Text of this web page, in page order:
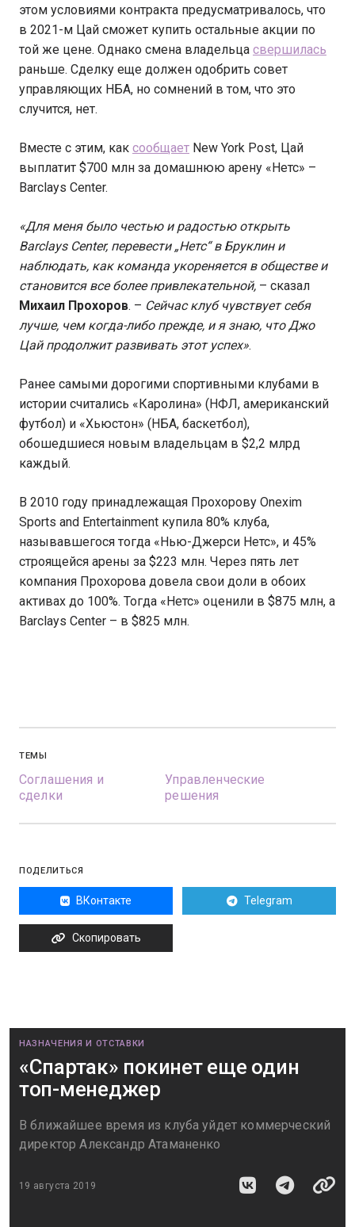
этом условиями контракта предусматривалось, что
в 2021-м Цай сможет купить остальные акции по
той же цене. Однако смена владельца свершилась
раньше. Сделку еще должен одобрить совет
управляющих НБА, но сомнений в том, что это
случится, нет.
Вместе с этим, как сообщает New York Post, Цай
выплатит $700 млн за домашнюю арену «Нетс» –
Barclays Center.
«Для меня было честью и радостью открыть
Barclays Center, перевести „Нетс“ в Бруклин и
наблюдать, как команда укореняется в обществе и
становится все более привлекательной, – сказал
Михаил Прохоров. – Сейчас клуб чувствует себя
лучше, чем когда-либо прежде, и я знаю, что Джо
Цай продолжит развивать этот успех».
Ранее самыми дорогими спортивными клубами в
истории считались «Каролина» (НФЛ, американский
футбол) и «Хьюстон» (НБА, баскетбол),
обошедшиеся новым владельцам в $2,2 млрд
каждый.
В 2010 году принадлежащая Прохорову Onexim
Sports and Entertainment купила 80% клуба,
называвшегося тогда «Нью-Джерси Нетс», и 45%
строящейся арены за $223 млн. Через пять лет
компания Прохорова довела свои доли в обоих
активах до 100%. Тогда «Нетс» оценили в $875 млн, а
Barclays Center – в $825 млн.
ТЕМЫ
Соглашения и
сделки
Управленческие
решения
ПОДЕЛИТЬСЯ
ВКонтакте Telegram
Скопировать
НАЗНАЧЕНИЯ И ОТСТАВКИ
«Спартак» покинет еще один
топ-менеджер
В ближайшее время из клуба уйдет коммерческий
директор Александр Атаманенко
19 августа 2019